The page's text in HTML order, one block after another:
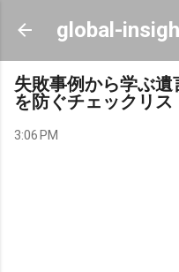
Skip
global-
失敗事例から学ぶ
を防ぐチェックリ
3:06 PM